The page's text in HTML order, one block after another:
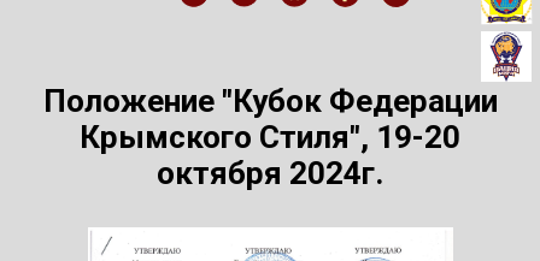
Положение "Кубок Федерации
Крымского Стиля", 19-20
октября 2024г.